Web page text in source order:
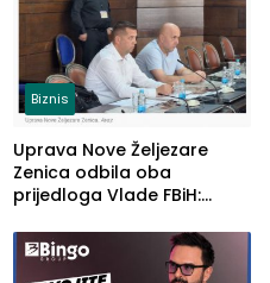
Biznis
Uprava Nove Željezare
Zenica odbila oba
prijedloga Vlade FBiH:
rješenje